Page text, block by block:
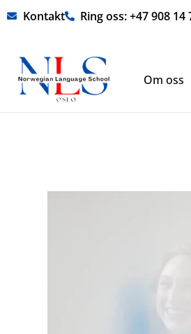
Hopp
innholdet
Kontakt Ring oss: +47 908 14
Om oss